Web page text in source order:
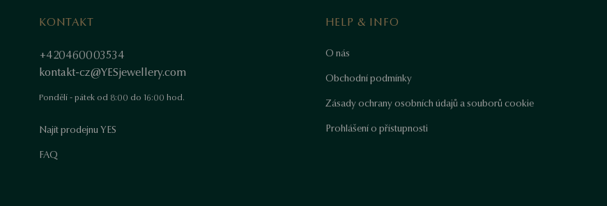
KONTAKT
+420460003534
kontakt-cz@YESjewellery.com
Pondělí - pátek od 8:00 do 16:00 hod.
Najít prodejnu YES
FAQ
HELP & INFO
O nás
Obchodní podmínky
Zásady ochrany osobních údajů a souborů cookie
Prohlášení o přístupnosti